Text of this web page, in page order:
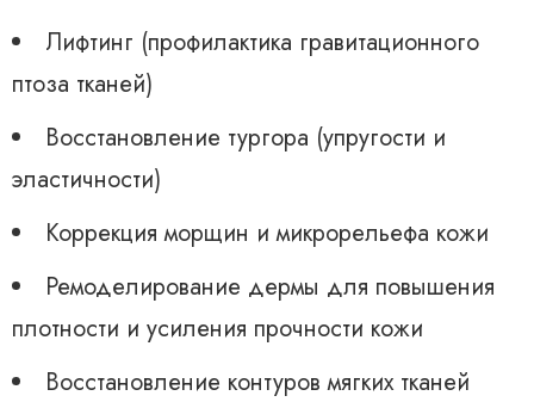
Лифтинг (профилактика гравитационного
птоза тканей)
Восстановление тургора (упругости и
эластичности)
Коррекция морщин и микрорельефа кожи
Ремоделирование дермы для повышения
плотности и усиления прочности кожи
Восстановление контуров мягких тканей